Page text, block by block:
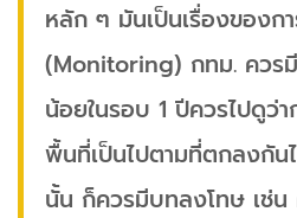
หลัก ๆ มันเป็นเรื่องของก
(Monitoring) กทม. ควร
น้อยในรอบ 1 ปีควรไปดูว่า
พื้นที่เป็นไปตามที่ตกลงกัน
นั้น ก็ควรมีบทลงโทษ เช่